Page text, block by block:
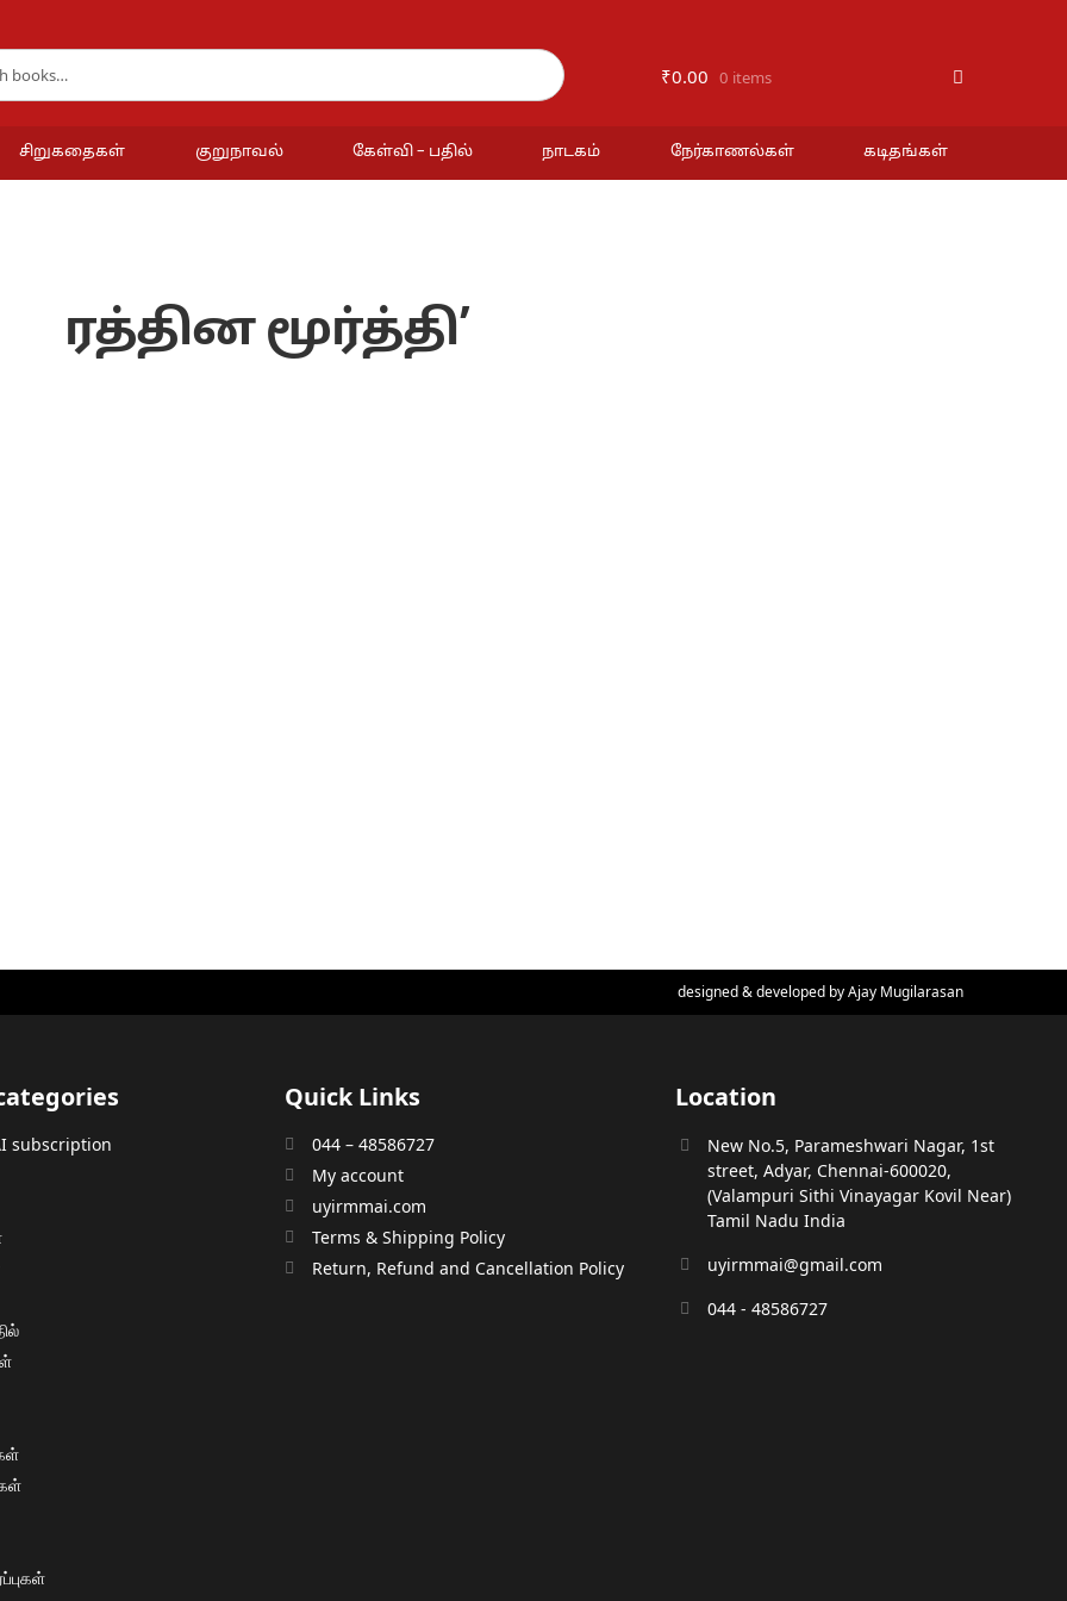
₹0.00 0 items
சிறுகதைகள் குறுநாவல் கேள்வி – பதில் நாடகம் நேர்காணல்கள் கடிதங்கள்
ரத்தின மூர்த்தி’
designed & developed byAjay Mugilarasan
subscription
Quick Links
044 – 48586727
My account
uyirmmai.com
Terms & Shipping Policy
Return, Refund and Cancellation Policy
Location
New No.5, Parameshwari Nagar, 1st
street, Adyar, Chennai-600020,
(Valampuri Sithi Vinayagar Kovil Near)
Tamil Nadu India
uyirmmai@gmail.com
044 - 48586727